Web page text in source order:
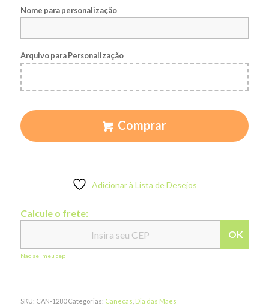
Nome para personalização
Arquivo para Personalização
Comprar
Adicionar à Lista de Desejos
Calcule o frete:
OK
Não sei meu cep
SKU: CAN-1280 Categorias: Canecas Dia das Mães